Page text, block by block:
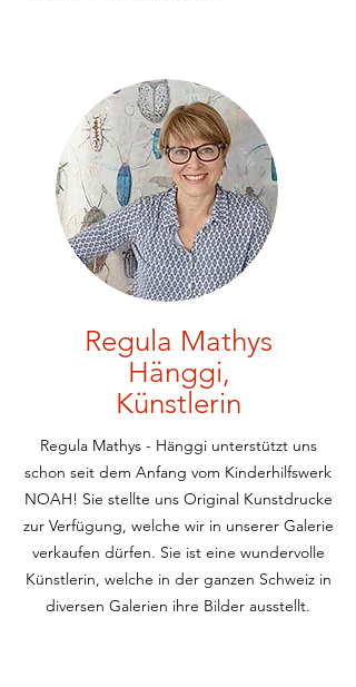
Regula Mathys
Hänggi,
Künstlerin
Regula Mathys - Hänggi unterstützt uns
schon seit dem Anfang vom Kinderhilfswerk
NOAH! Sie stellte uns Original Kunstdrucke
zur Verfügung, welche wir in unserer Galerie
verkaufen dürfen. Sie ist eine wundervolle
Künstlerin, welche in der ganzen Schweiz in
diversen Galerien ihre Bilder ausstellt.